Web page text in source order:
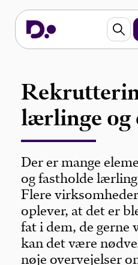
lærlinge og
Der er mange
og fastholde
Flere
oplever, at det er
fat i dem, de gerne
kan det være
nøje overvejelser